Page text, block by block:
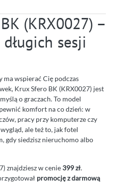
(KRX0027) –
sesji
ma wspierać Cię podczas
Krux Sfero BK (KRX0027) jest
o graczach. To model
komfort na co dzień: w
pracy przy komputerze czy
ale też to, jak fotel
gdy siedzisz nieruchomo albo
znajdziesz w cenie399 zł.
promocję z darmową